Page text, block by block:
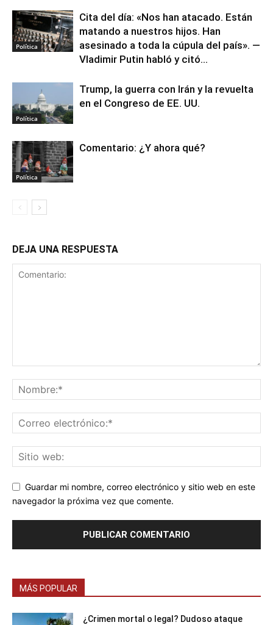
Política
Cita del día: «Nos han atacado. Están
matando a nuestros hijos. Han
asesinado a toda la cúpula del país». —
Vladimir Putin habló y citó...
Política
Trump, la guerra con Irán y la revuelta
en el Congreso de EE. UU.
Política
Comentario: ¿Y ahora qué?
DEJA UNA RESPUESTA
Guardar mi nombre, correo electrónico y sitio web en este
navegador la próxima vez que comente.
MÁS POPULAR
¿Crimen mortal o legal? Dudoso ataque